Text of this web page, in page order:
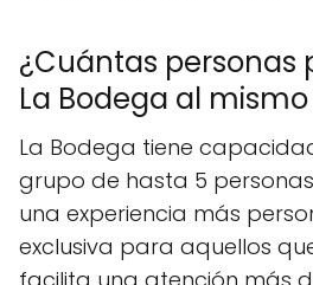
¿Cuántas personas
La Bodega al
La Bodega tiene
grupo de hasta 5
una experiencia más
exclusiva para aquellos